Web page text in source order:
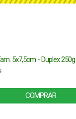
5x7,5cm - Duplex
COMPRAR